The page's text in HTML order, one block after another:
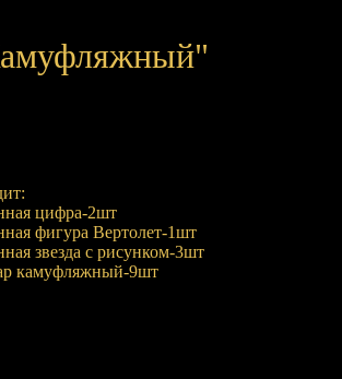
цифра-2шт
фигура Вертолет-1шт
звезда с рисунком-3шт
камуфляжный-9шт